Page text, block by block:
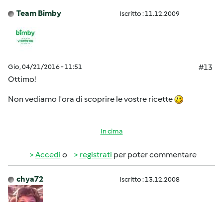
Team Bimby Iscritto : 11.12.2009
Gio, 04/21/2016 - 11:51
#13
Ottimo!
Non vediamo l'ora di scoprire le vostre ricette
In cima
Accedi o registrati per poter commentare
chya72 Iscritto : 13.12.2008